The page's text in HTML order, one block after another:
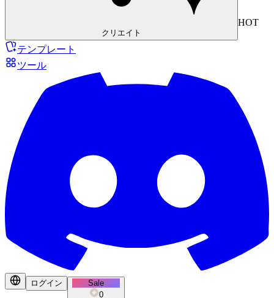
クリエイト
HOT
テンプレート
ツール
ログイン
Sale
0